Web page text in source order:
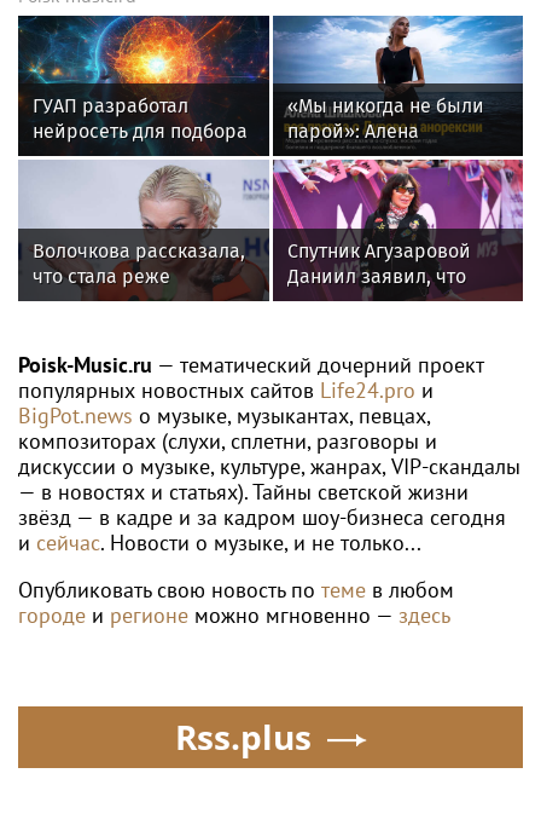
ГУАП разработал
нейросеть для подбора
обуви по фото стопы
«Мы никогда не были
парой»: Алена
Шишкова — о Павле
Дурове, борьбе с
анорексией и помощи
Тимати
Волочкова рассказала,
что стала реже
показывать шпагаты
Спутник Агузаровой
Даниил заявил, что
решал рабочие
Poisk-Music.ru — тематический дочерний проект
популярных новостных сайтов Life24.pro и
BigPot.news о музыке, музыкантах, певцах,
композиторах (слухи, сплетни, разговоры и
дискуссии о музыке, культуре, жанрах, VIP-скандалы
— в новостях и статьях). Тайны светской жизни
звёзд — в кадре и за кадром шоу-бизнеса сегодня
и сейчас. Новости о музыке, и не только...
Опубликовать свою новость по теме в любом
городе и регионе можно мгновенно — здесь
Rss.plus